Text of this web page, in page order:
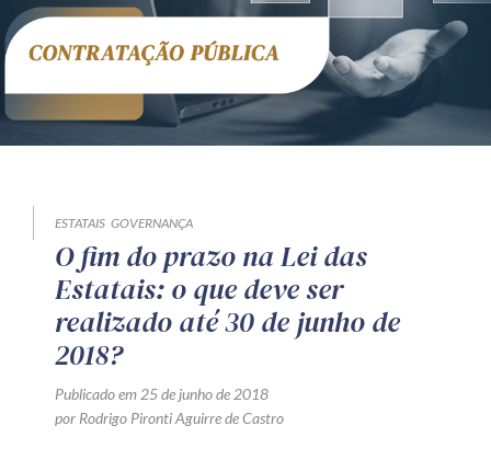
Av. Sete de Setembro, 4698
Batel Curitiba/PR CEP80240-000
Whatsapp (41) 98881-6616
ESTATAIS GOVERNANÇA
O fim do prazo na Lei das
Estatais: o que deve ser
realizado até 30 de junho de
2018?
Publicado em 25 de junho de 2018
por Rodrigo Pironti Aguirre de Castro